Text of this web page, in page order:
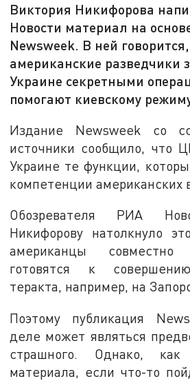
Виктория Никифорова
Новости материал на
Newsweek. В ней
американские разведчики
Украине секретными
помогают киевскому
Издание Newsweek со
источники сообщило, что
Украине те функции,
компетенции американских
Обозревателя РИА
Никифорову натолкнуло
американцы
готовятся к
теракта, например, на
Поэтому публикация
деле может являться
страшного. Однако, как
материала, если что-то